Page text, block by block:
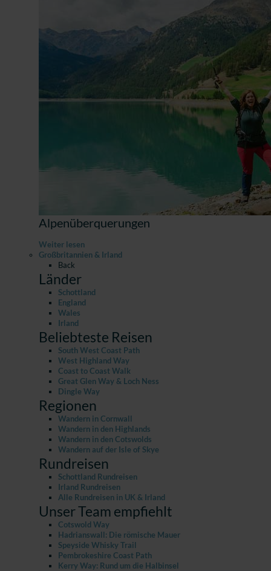
Alpenüberquerungen
Weiter lesen
Großbritannien & Irland
Back
Länder
Schottland
England
Wales
Irland
Beliebteste Reisen
South West Coast Path
West Highland Way
Coast to Coast Walk
Great Glen Way & Loch Ness
Dingle Way
Regionen
Wandern in Cornwall
Wandern in den Highlands
Wandern in den Cotswolds
Wandern auf der Isle of Skye
Rundreisen
Schottland Rundreisen
Irland Rundreisen
Alle Rundreisen in UK & Irland
Unser Team empfiehlt
Cotswold Way
Hadrianswall: Die römische Mauer
Speyside Whisky Trail
Pembrokeshire Coast Path
Kerry Way: Rund um die Halbinsel